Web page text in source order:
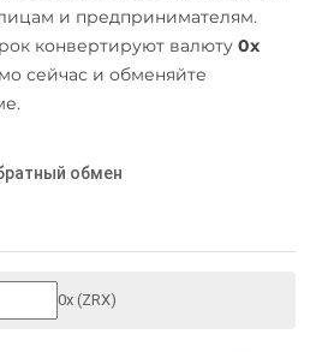
и предпринимателям.
конвертируют валюту 0x
сейчас и обменяйте
обмен
0x (ZRX)